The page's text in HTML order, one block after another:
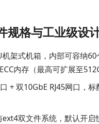
规格与工业级设
架式机箱，内部可容纳
内存（最高可扩展至
+ 双10GbE RJ45网口
双文件系统，默认开启